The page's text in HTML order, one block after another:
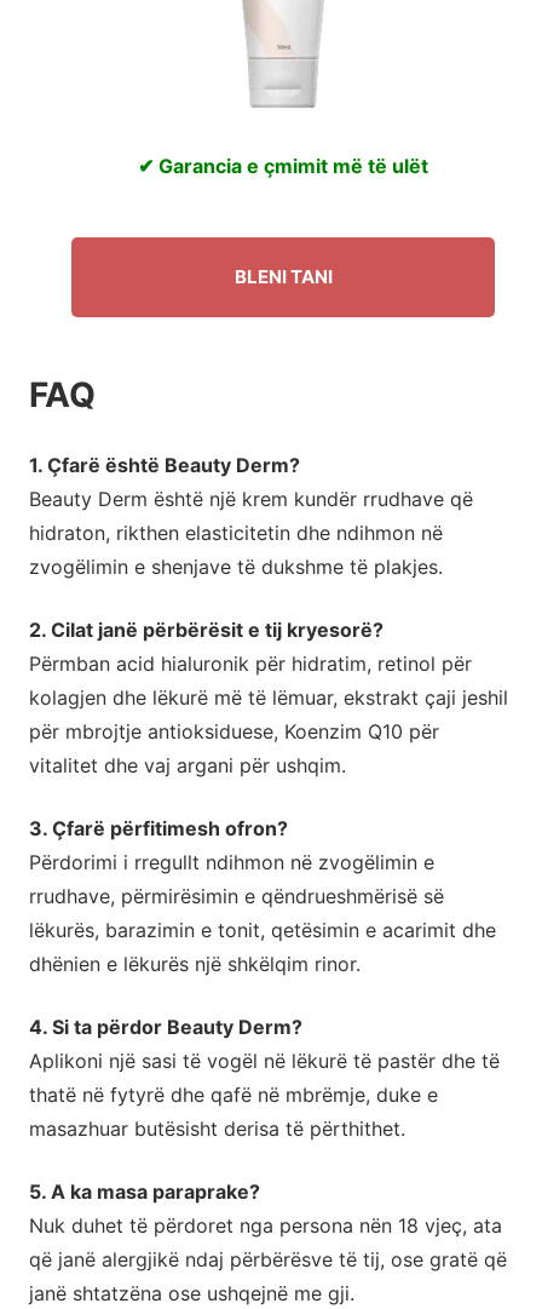
✔ Garancia e çmimit më të ulët
BLENI TANI
FAQ
1. Çfarë është Beauty Derm?
Beauty Derm është një krem ​​kundër rrudhave që
hidraton, rikthen elasticitetin dhe ndihmon në
zvogëlimin e shenjave të dukshme të plakjes.
2. Cilat janë përbërësit e tij kryesorë?
Përmban acid hialuronik për hidratim, retinol për
kolagjen dhe lëkurë më të lëmuar, ekstrakt çaji jeshil
për mbrojtje antioksiduese, Koenzim Q10 për
vitalitet dhe vaj argani për ushqim.
3. Çfarë përfitimesh ofron?
Përdorimi i rregullt ndihmon në zvogëlimin e
rrudhave, përmirësimin e qëndrueshmërisë së
lëkurës, barazimin e tonit, qetësimin e acarimit dhe
dhënien e lëkurës një shkëlqim rinor.
4. Si ta përdor Beauty Derm?
Aplikoni një sasi të vogël në lëkurë të pastër dhe të
thatë në fytyrë dhe qafë në mbrëmje, duke e
masazhuar butësisht derisa të përthithet.
5. A ka masa paraprake?
Nuk duhet të përdoret nga persona nën 18 vjeç, ata
që janë alergjikë ndaj përbërësve të tij, ose gratë që
janë shtatzëna ose ushqejnë me gji.